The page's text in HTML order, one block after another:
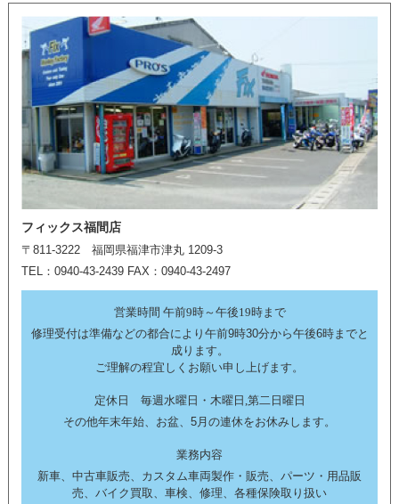
フィックス福間店
〒811-3222 福岡県福津市津丸 1209-3
TEL：0940-43-2439 FAX：0940-43-2497
営業時間 午前9時～午後19時まで
修理受付は準備などの都合により午前9時30分から午後6時までと
成ります。
ご理解の程宜しくお願い申し上げます。
定休日 毎週水曜日・木曜日,第二日曜日
その他年末年始、お盆、5月の連休をお休みします。
業務内容
新車、中古車販売、カスタム車両製作・販売、パーツ・用品販
売、バイク買取、車検、修理、各種保険取り扱い